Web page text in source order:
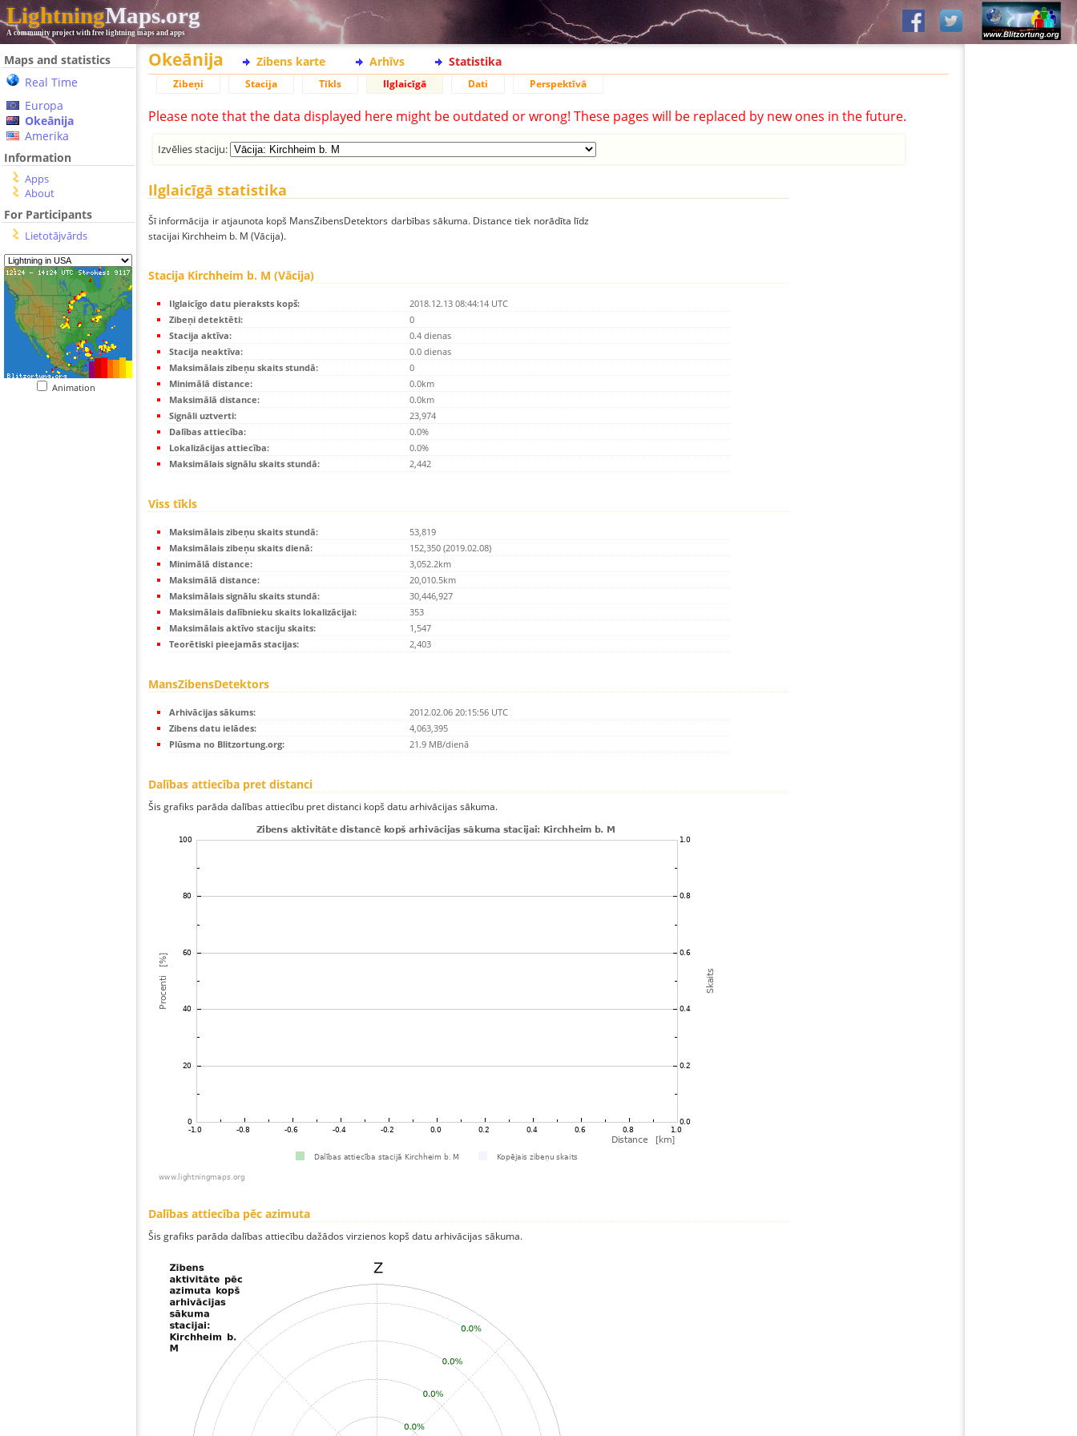
LightningMaps.org
A community project with free lightning maps and apps
Maps and statistics
Real Time
Europa
Okeānija
Amerika
Information
Apps
About
For Participants
Lietotājvārds
Animation
Okeānija Zibens karte Arhīvs Statistika
Zibeņi Stacija Tīkls Ilglaicīgā Dati Perspektīvā
Please note that the data displayed here might be outdated or wrong! These pages will be replaced by new ones in the future.
Izvēlies staciju:
Ilglaicīgā statistika
Šī informācija ir atjaunota kopš MansZibensDetektors darbības sākuma. Distance tiek norādīta līdz
stacijai Kirchheim b. M (Vācija).
Stacija Kirchheim b. M (Vācija)
Ilglaicīgo datu pieraksts kopš:
2018.12.13 08:44:14 UTC
Zibeņi detektēti:
0
Stacija aktīva:
0.4 dienas
Stacija neaktīva:
0.0 dienas
Maksimālais zibeņu skaits stundā:
0
Minimālā distance:
0.0km
Maksimālā distance:
0.0km
Signāli uztverti:
23,974
Dalības attiecība:
0.0%
Lokalizācijas attiecība:
0.0%
Maksimālais signālu skaits stundā:
2,442
Viss tīkls
Maksimālais zibeņu skaits stundā:
53,819
Maksimālais zibeņu skaits dienā:
152,350 (2019.02.08)
Minimālā distance:
3,052.2km
Maksimālā distance:
20,010.5km
Maksimālais signālu skaits stundā:
30,446,927
Maksimālais dalībnieku skaits lokalizācijai:
353
Maksimālais aktīvo staciju skaits:
1,547
Teorētiski pieejamās stacijas:
2,403
MansZibensDetektors
Arhivācijas sākums:
2012.02.06 20:15:56 UTC
Zibens datu ielādes:
4,063,395
Plūsma no Blitzortung.org:
21.9 MB/dienā
Dalības attiecība pret distanci
Šis grafiks parāda dalības attiecību pret distanci kopš datu arhivācijas sākuma.
Dalības attiecība pēc azimuta
Šis grafiks parāda dalības attiecību dažādos virzienos kopš datu arhivācijas sākuma.